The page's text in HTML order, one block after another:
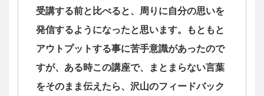
受講する前と比べると、周りに自分の思いを
発信するようになったと思います。もともと
アウトプットする事に苦手意識があったので
すが、ある時この講座で、まとまらない言葉
をそのまま伝えたら、沢山のフィードバック